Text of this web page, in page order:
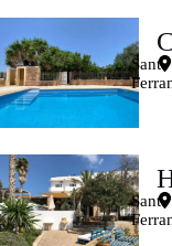
Sant
Sant